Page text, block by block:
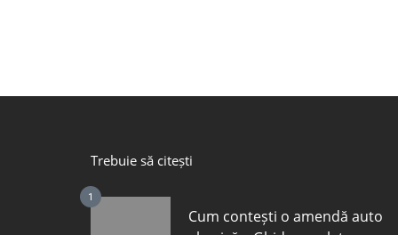
Trebuie să citești
1
Cum contești o amendă auto